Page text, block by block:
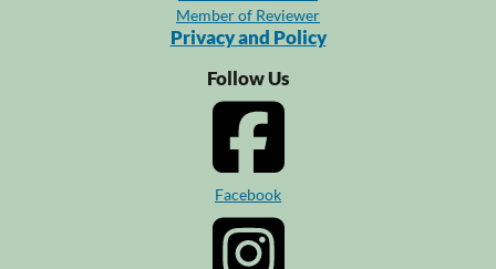
Member of Reviewer
Privacy and Policy
Follow Us
Facebook